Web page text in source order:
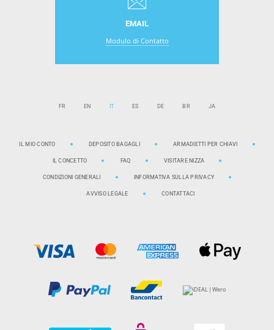
EMAIL
Modulo di Contatto
FR EN IT ES DE BR JA
IL MIO CONTO DEPOSITO BAGAGLI ARMADIETTI PER CHIAVI
IL CONCETTO FAQ VISITARE NIZZA
CONDIZIONI GENERALI INFORMATIVA SULLA PRIVACY
AVVISO LEGALE CONTATTACI